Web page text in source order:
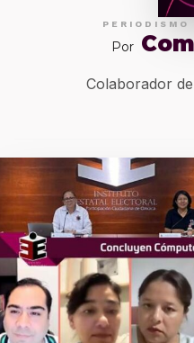
PERIODISMO
Por
Colaborador